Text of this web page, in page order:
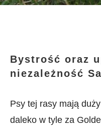
Bystrość oraz
niezależność
Psy tej rasy mają
daleko w tyle za